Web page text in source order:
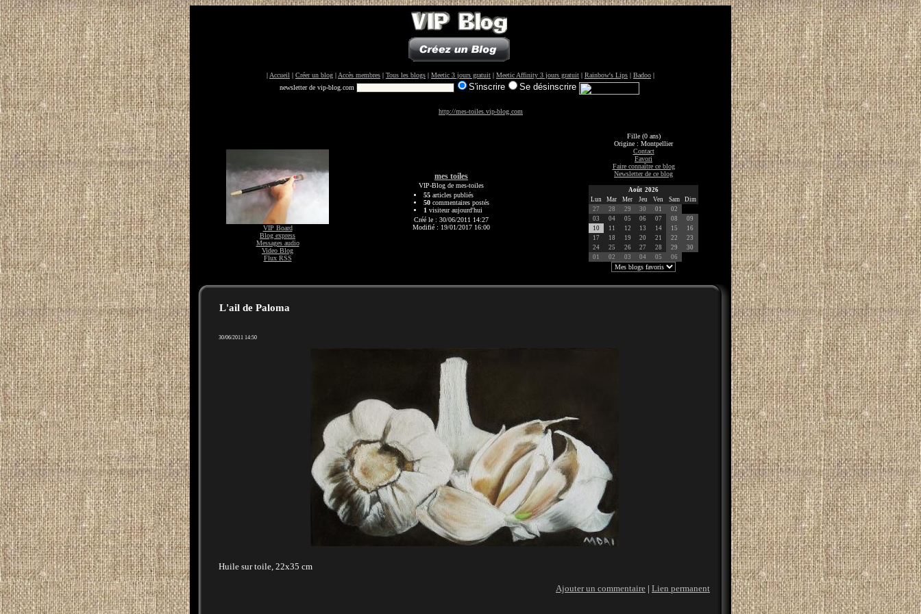
| Accueil | Créer un blog | Accès membres | Tous les blogs | Meetic 3 jours gratuit | Meetic Affinity 3 jours gratuit | Rainbow's Lips | Badoo |
newsletter de vip-blog.com
S'inscrire Se désinscrire
http://mes-toiles.vip-blog.com
VIP Board
Blog express
Messages audio
Video Blog
Flux RSS
mes toiles
VIP-Blog de mes-toiles
55articles publiés
50commentaires postés
1 visiteur aujourd'hui
Créé le : 30/06/2011 14:27
Modifié : 19/01/2017 16:00
Fille (0 ans)
Origine : Montpellier
Contact
Favori
Faire connaître ce blog
Newsletter de ce blog
Août 2026
Lun
Mar Mer Jeu Ven Sam
Dim
27
28 29 30 01
02
03
04 05 06 07 08
09
10
11 12 13 14 15
16
17
18 19 20 21 22
23
24
25 26 27 28 29
30
01
02 03 04 05 06
L'ail de Paloma
30/06/2011 14:50
Huile sur toile, 22x35 cm
Ajouter un commentaire | Lien permanent